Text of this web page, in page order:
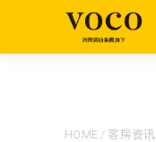
HOME / 客房资讯